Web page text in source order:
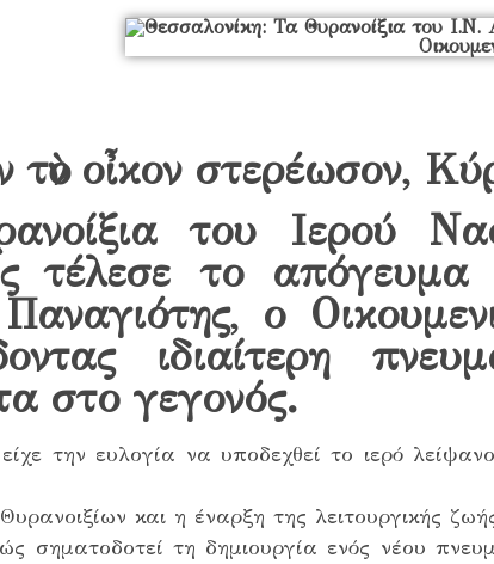
τὸν οἶκον στερέωσον,
του Ιερού
τέλεσε το
ο
ιδιαίτερη
στο γεγονός.
την ευλογία να υποδεχθεί το ιερό
και η έναρξη της λειτουργικής
σηματοδοτεί τη δημιουργία ενός νέου